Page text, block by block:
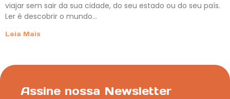
viajar sem sair da sua cidade, do seu estado ou do seu país.
Ler é descobrir o mundo…
Leia Mais
Assine nossa Newsletter